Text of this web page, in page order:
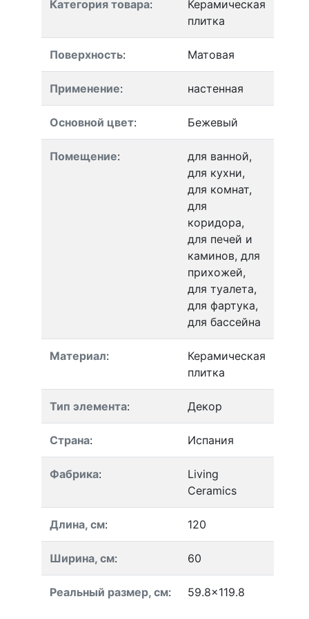
Категория товара:
Керамическая
плитка
Поверхность: Матовая
Применение: настенная
Основной цвет: Бежевый
Помещение:
для ванной,
для кухни,
для комнат,
для
коридора,
для печей и
каминов, для
прихожей,
для туалета,
для фартука,
для бассейна
Материал:
Керамическая
плитка
Тип элемента: Декор
Страна: Испания
Фабрика:
Living
Ceramics
Длина, см: 120
Ширина, см: 60
Реальный размер, см: 59.8x119.8